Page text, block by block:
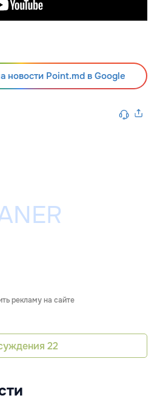
новости Point.md в Google
рекламу на сайте
22